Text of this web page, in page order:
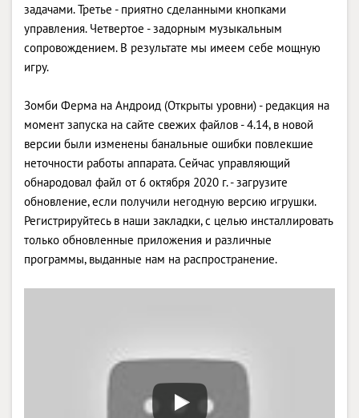
задачами. Третье - приятно сделанными кнопками
управления. Четвертое - задорным музыкальным
сопровождением. В результате мы имеем себе мощную
игру.
Зомби Ферма на Андроид (Открыты уровни) - редакция на
момент запуска на сайте свежих файлов - 4.14, в новой
версии были изменены банальные ошибки повлекшие
неточности работы аппарата. Сейчас управляющий
обнародовал файл от 6 октября 2020 г. - загрузите
обновление, если получили негодную версию игрушки.
Регистрируйтесь в наши закладки, с целью инсталлировать
только обновленные приложения и различные
программы, выданные нам на распространение.